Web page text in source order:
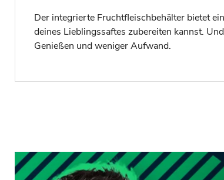
Der integrierte Fruchtfleischbehälter bietet ein
deines Lieblingssaftes zubereiten kannst.
Genießen und weniger Aufwand.